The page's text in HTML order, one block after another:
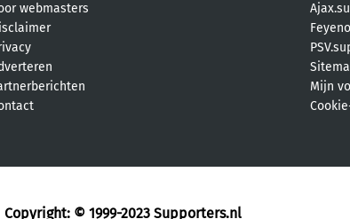
webmasters
Mijn
Copyright: © 1999-2023 Supporters.nl